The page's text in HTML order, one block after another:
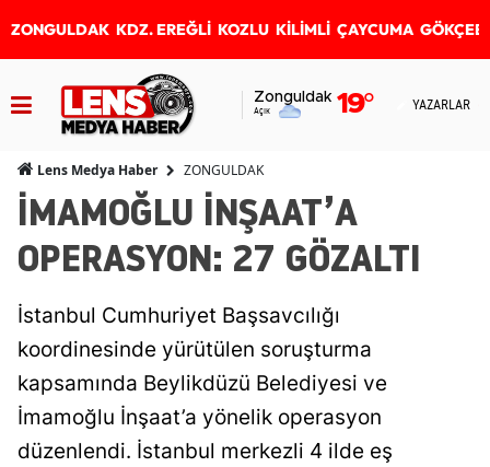
ZONGULDAK KDZ. EREĞLİ KOZLU KİLİMLİ ÇAYCUMA
Zonguldak
Açık 19° YAZARLAR
Lens Medya Haber ZONGULDAK
İMAMOĞLU İNŞAAT’A
OPERASYON: 27 GÖZALTI
İstanbul Cumhuriyet Başsavcılığı
koordinesinde yürütülen soruşturma
kapsamında Beylikdüzü Belediyesi ve
İmamoğlu İnşaat’a yönelik operasyon
düzenlendi. İstanbul merkezli 4 ilde eş